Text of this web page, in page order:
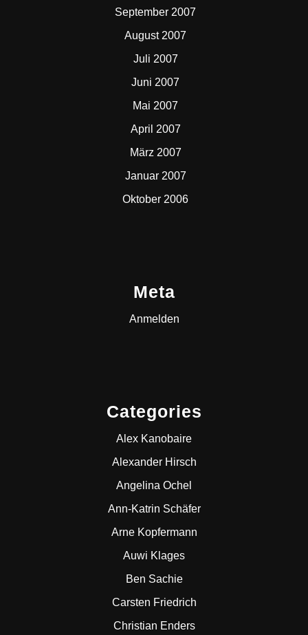
September 2007
August 2007
Juli 2007
Juni 2007
Mai 2007
April 2007
März 2007
Januar 2007
Oktober 2006
Meta
Anmelden
Categories
Alex Kanobaire
Alexander Hirsch
Angelina Ochel
Ann-Katrin Schäfer
Arne Kopfermann
Auwi Klages
Ben Sachie
Carsten Friedrich
Christian Enders